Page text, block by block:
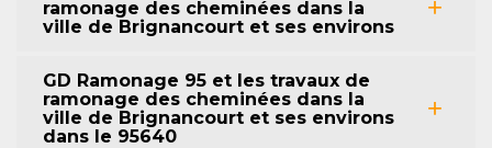
ramonage des cheminées dans la
ville de Brignancourt et ses environs
GD Ramonage 95 et les travaux de
ramonage des cheminées dans la
ville de Brignancourt et ses environs
dans le 95640